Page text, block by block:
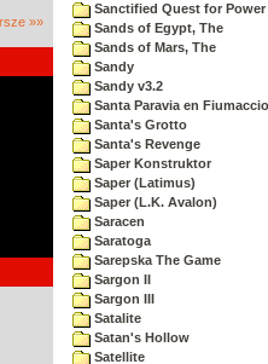
»»
Sanctified Quest for Power
Sands of Egypt, The
Sands of Mars, The
Sandy
Sandy v3.2
Santa Paravia en Fiumaccio
Santa's Grotto
Santa's Revenge
Saper Konstruktor
Saper (Latimus)
Saper (L.K. Avalon)
Saracen
Saratoga
Sarepska The Game
Sargon II
Sargon III
Satalite
Satan's Hollow
Satellite